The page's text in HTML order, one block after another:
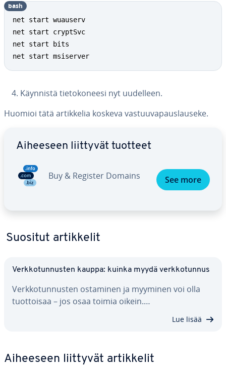
net start wuauserv
net start cryptSvc
net start bits
net start msiserver
bash
Käynnistä tie­to­ko­nee­si nyt uudelleen.
Huomioi tätä ar­tik­ke­lia koskeva vas­tuu­va­paus­lause­ke.
Aiheeseen liittyvät tuotteet
Buy & Register Domains See more
Suositut ar­tik­ke­lit
Verk­ko­tun­nus­ten kauppa: kuinka myydä verk­ko­tun­nus
Verk­ko­tun­nus­ten ostaminen ja myyminen voi olla
tuot­toi­saa – jos osaa toimia oikein.…
Lue lisää
Aiheeseen liittyvät ar­tik­ke­lit